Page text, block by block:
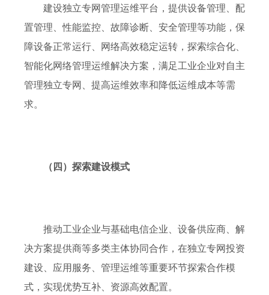
建设独立专网管理运维平台，提供设备管理、配
置管理、性能监控、故障诊断、安全管理等功能，保
障设备正常运行、网络高效稳定运转， 探索综合化、
智能化网络管理运维解决方案， 满足工业企业对自主
管理独立专网、提高运维效率和降低运维成本等需
求。
（四）探索建设模式
推动工业企业与基础电信企业 、设备供应商、解
决方案提供商等多类主体协同合作，在独立专网投资
建设、应用服务、管理运维等重要环节探索合作模
式，实现优势互补、资源高效配置。